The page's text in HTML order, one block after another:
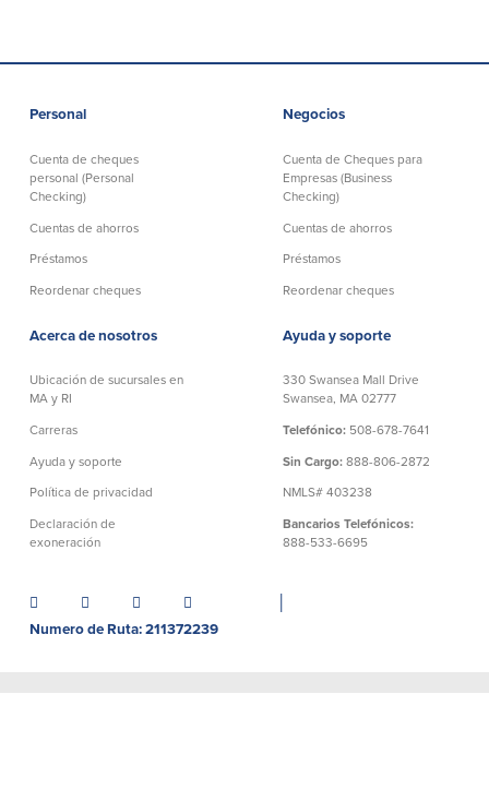
Personal
Cuenta de cheques
personal (Personal
Checking)
Cuentas de ahorros
Préstamos
Reordenar cheques
Negocios
Cuenta de Cheques para
Empresas (Business
Checking)
Cuentas de ahorros
Préstamos
Reordenar cheques
Acerca de nosotros
Ubicación de sucursales en
MA y RI
Carreras
Ayuda y soporte
Política de privacidad
Declaración de
exoneración
Ayuda y soporte
330 Swansea Mall Drive
Swansea, MA 02777
Telefónico: 508-678-7641
Sin Cargo: 888-806-2872
NMLS# 403238
Bancarios Telefónicos:
888-533-6695
Numero de Ruta: 211372239